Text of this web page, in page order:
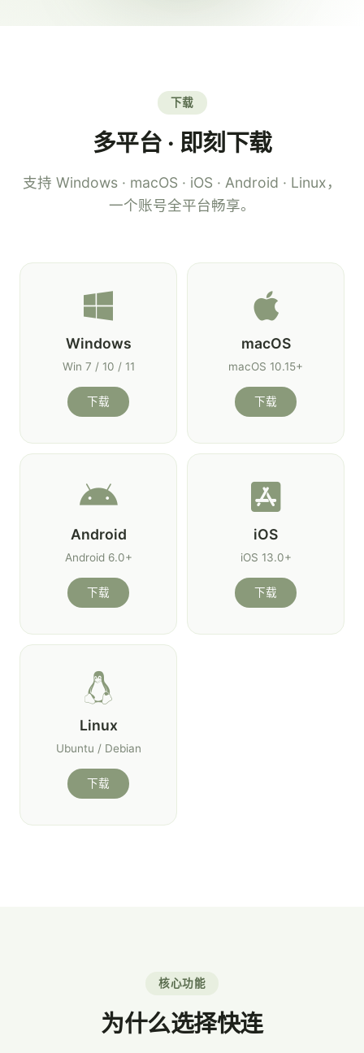
下载
多平台 · 即刻下载
支持 Windows · macOS · iOS · Android · Linux，
一个账号全平台畅享。
Windows
Win 7 / 10 / 11
下载
macOS
macOS 10.15+
下载
Android
Android 6.0+
下载
iOS
iOS 13.0+
下载
Linux
Ubuntu / Debian
下载
核心功能
为什么选择快连